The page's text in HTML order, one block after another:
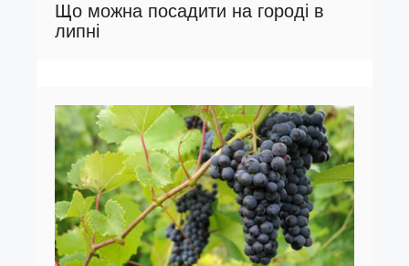
Що можна посадити на городі в
липні